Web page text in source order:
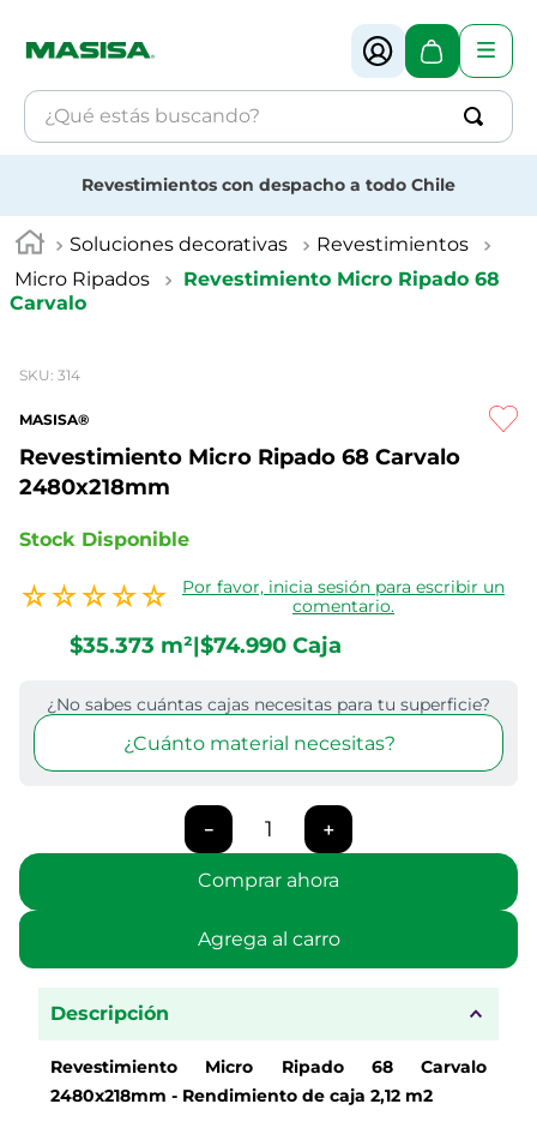
¿Qué estás buscando?
Revestimientos con despacho a todo Chile
Soluciones decorativas
Revestimientos
Micro Ripados
Revestimiento Micro Ripado 68
Carvalo
SKU: 314
MASISA®
Revestimiento Micro Ripado 68 Carvalo
2480x218mm
Stock Disponible
☆☆☆☆☆
Por favor, inicia sesión para escribir un
comentario.
$35.373 m²|$74.990 Caja
¿No sabes cuántas cajas necesitas para tu superficie?
¿Cuánto material necesitas?
＋
－
Agrega al carro
Comprar ahora
Descripción
Revestimiento Micro Ripado 68 Carvalo
2480x218mm - Rendimiento de caja 2,12 m2
1.
muebles
3.